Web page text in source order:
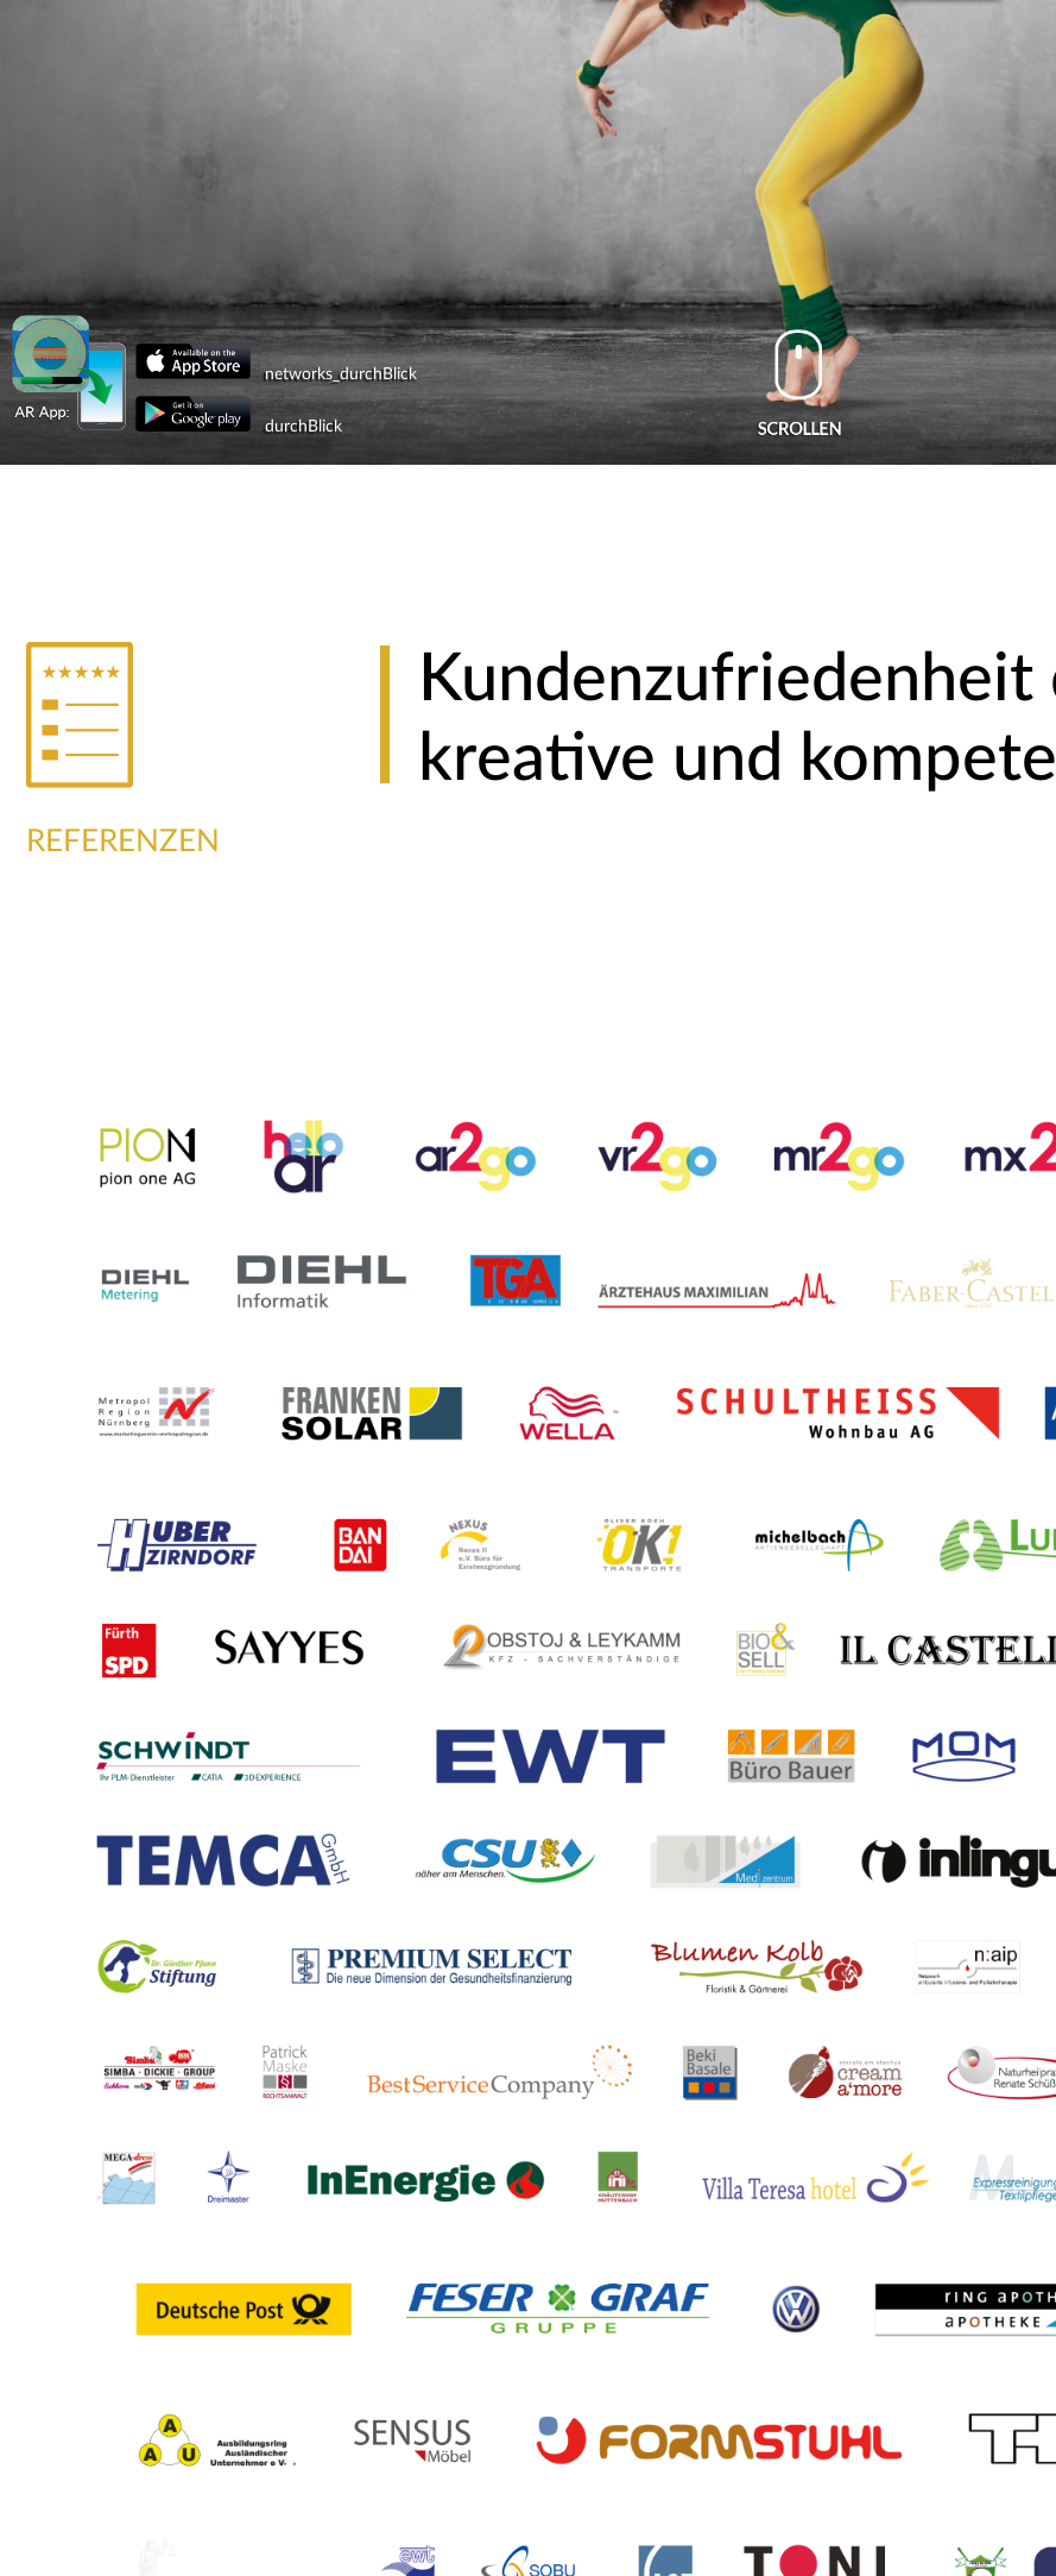
networks_durchBlick
durchBlick
kreative und
REFERENZEN